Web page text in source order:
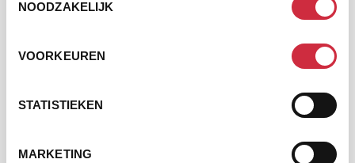
NOODZAKELIJK
VOORKEUREN
STATISTIEKEN
MARKETING
pragmatisme dat ze
daklozenwereld gaat
elkaar, zonder